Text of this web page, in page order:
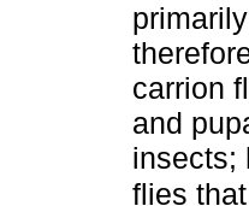
carrion
and
insects;
flies